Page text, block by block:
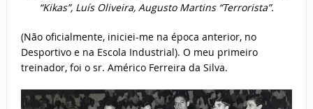
“Kikas”, Luís Oliveira, Augusto Martins “Terrorista”.
(Não oficialmente, iniciei-me na época anterior, no
Desportivo e na Escola Industrial). O meu primeiro
treinador, foi o sr. Américo Ferreira da Silva.